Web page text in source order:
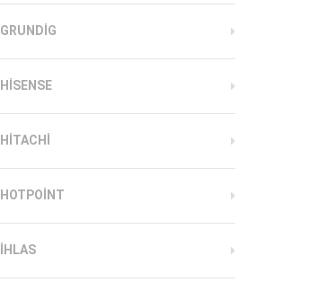
GRUNDIG
HISENSE
HITACHI
HOTPOINT
IHLAS